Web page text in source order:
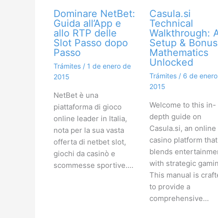
Dominare NetBet:
Guida all’App e
allo RTP delle
Slot Passo dopo
Passo
Trámites/ 1 de enero de
2015
NetBet è una
piattaforma di gioco
online leader in Italia,
nota per la sua vasta
offerta di netbet slot,
giochi da casinò e
scommesse sportive.…
Casula.si
Technical
Walkthrough:
Setup & Bonus
Mathematics
Unlocked
Trámites / 6 de
2015
Welcome to this in-
depth guide on
Casula.si, an online
casino platform that
blends
with strategic
This manual is
to provide a
comprehensive…